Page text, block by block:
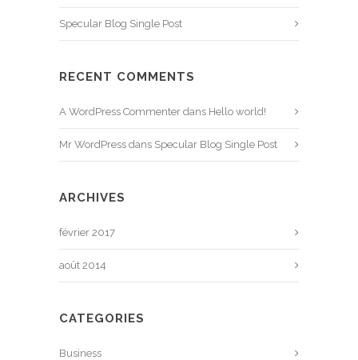
Specular Blog Single Post
RECENT COMMENTS
A WordPress Commenter dans Hello world!
Mr WordPress dans Specular Blog Single Post
ARCHIVES
février 2017
août 2014
CATEGORIES
Business